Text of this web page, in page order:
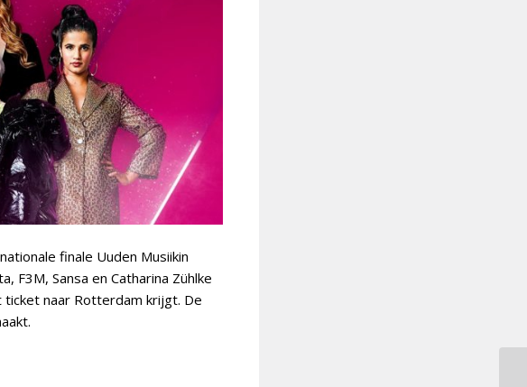
finale Uuden Musiikin
F3M, Sansa en Catharina Zühlke
ticket naar Rotterdam krijgt. De